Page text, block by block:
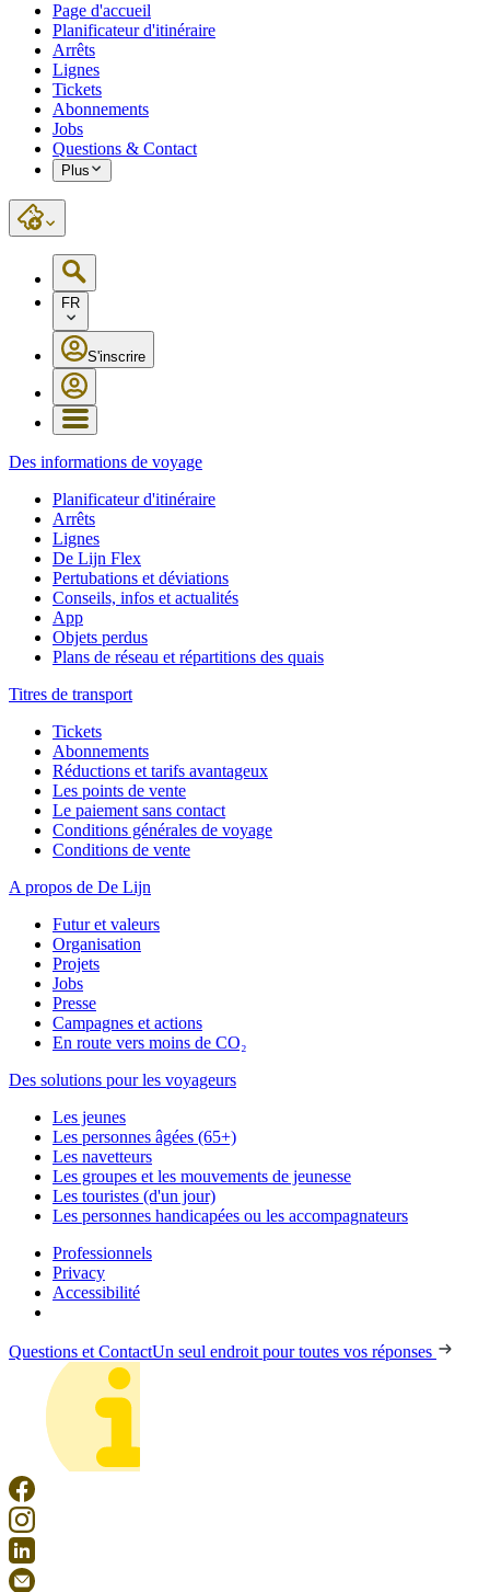
Page d'accueil
Planificateur d'itinéraire
Arrêts
Lignes
Tickets
Abonnements
Jobs
Questions & Contact
Plus
FR
S'inscrire
Des informations de voyage
Planificateur d'itinéraire
Arrêts
Lignes
De Lijn Flex
Pertubations et déviations
Conseils, infos et actualités
App
Objets perdus
Plans de réseau et répartitions des quais
Titres de transport
Tickets
Abonnements
Réductions et tarifs avantageux
Les points de vente
Le paiement sans contact
Conditions générales de voyage
Conditions de vente
A propos de De Lijn
Futur et valeurs
Organisation
Projets
Jobs
Presse
Campagnes et actions
En route vers moins de CO₂
Des solutions pour les voyageurs
Les jeunes
Les personnes âgées (65+)
Les navetteurs
Les groupes et les mouvements de jeunesse
Les touristes (d'un jour)
Les personnes handicapées ou les accompagnateurs
Professionnels
Privacy
Accessibilité
Questions et ContactUn seul endroit pour toutes vos réponses